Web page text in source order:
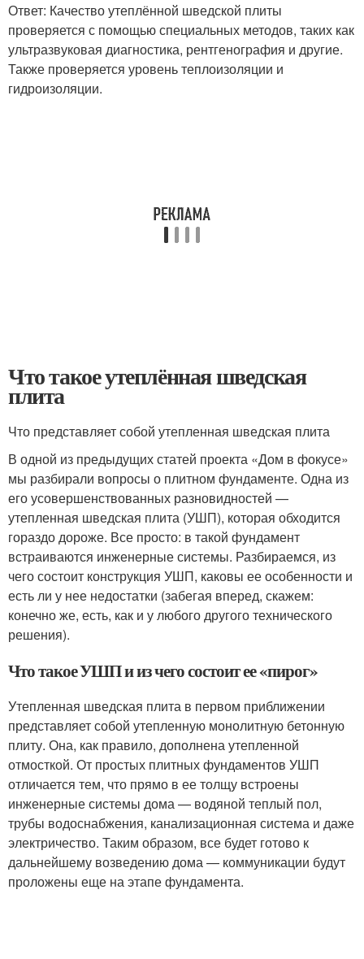
Ответ: Качество утеплённой шведской плиты
проверяется с помощью специальных методов, таких как
ультразвуковая диагностика, рентгенография и другие.
Также проверяется уровень теплоизоляции и
гидроизоляции.
Что такое утеплённая шведская
плита
Что представляет собой утепленная шведская плита
В одной из предыдущих статей проекта «Дом в фокусе»
мы разбирали вопросы о плитном фундаменте. Одна из
его усовершенствованных разновидностей —
утепленная шведская плита (УШП), которая обходится
гораздо дороже. Все просто: в такой фундамент
встраиваются инженерные системы. Разбираемся, из
чего состоит конструкция УШП, каковы ее особенности и
есть ли у нее недостатки (забегая вперед, скажем:
конечно же, есть, как и у любого другого технического
решения).
Что такое УШП и из чего состоит ее «пирог»
Утепленная шведская плита в первом приближении
представляет собой утепленную монолитную бетонную
плиту. Она, как правило, дополнена утепленной
отмосткой. От простых плитных фундаментов УШП
отличается тем, что прямо в ее толщу встроены
инженерные системы дома — водяной теплый пол,
трубы водоснабжения, канализационная система и даже
электричество. Таким образом, все будет готово к
дальнейшему возведению дома — коммуникации будут
проложены еще на этапе фундамента.